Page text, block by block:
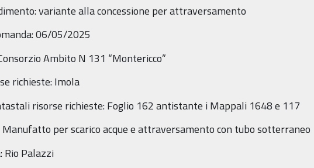
variante alla concessione per attraversamento
06/05/2025
Ambito N 131 “Montericco”
richieste: Imola
risorse richieste: Foglio 162 antistante i Mappali 1648 e 117
Manufatto per scarico acque e attraversamento con tubo sotterraneo
Rio Palazzi